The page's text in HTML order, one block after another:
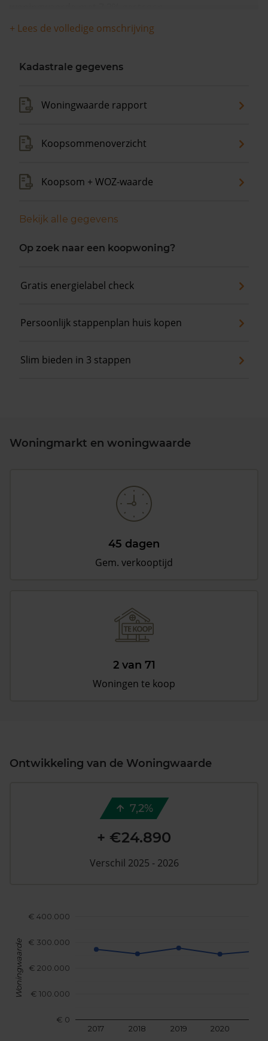
+ Lees de volledige omschrijving
Kadastrale gegevens
Woningwaarde rapport
Koopsommenoverzicht
Koopsom + WOZ-waarde
Bekijk alle gegevens
Op zoek naar een koopwoning?
Gratis energielabel check
Persoonlijk stappenplan huis kopen
Slim bieden in 3 stappen
Woningmarkt en woningwaarde
45 dagen
Gem. verkooptijd
2 van 71
Woningen te koop
Ontwikkeling van de Woningwaarde
2017 2018 2019 2020
€ 0
€ 100.000
€ 200.000
€ 300.000
€ 400.000
Woningwaarde
7,2%
+ €24.890
Verschil 2025 - 2026